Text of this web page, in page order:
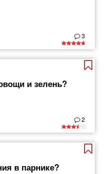
3
и зелень?
2
в парнике?